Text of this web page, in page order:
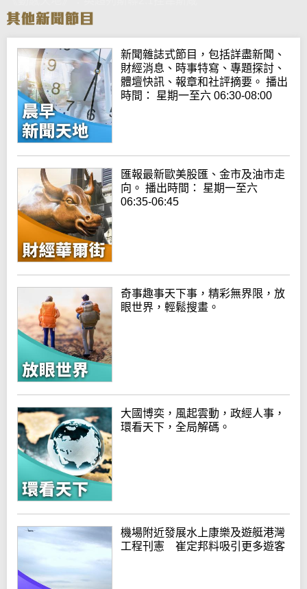
新聞雜誌式節目，包括詳盡新聞、
財經消息、時事特寫、專題探討、
體壇快訊、報章和社評摘要。 播出
時間： 星期一至六 06:30-08:00
匯報最新歐美股匯、金市及油市走
向。 播出時間： 星期一至六
06:35-06:45
奇事趣事天下事，精彩無界限，放
眼世界，輕鬆搜畫。
大國博奕，風起雲動，政經人事，
環看天下，全局解碼。
機場附近發展水上康樂及遊艇港灣
工程刊憲 崔定邦料吸引更多遊客